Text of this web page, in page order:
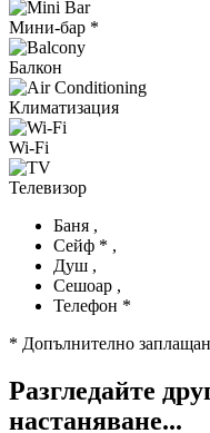
Мини-бар *
Балкон
Климатизация
Wi-Fi
Телевизор
Баня ,
Сейф * ,
Душ ,
Сешоар ,
Телефон *
* Допълнително
Разгледайте
настаняване...